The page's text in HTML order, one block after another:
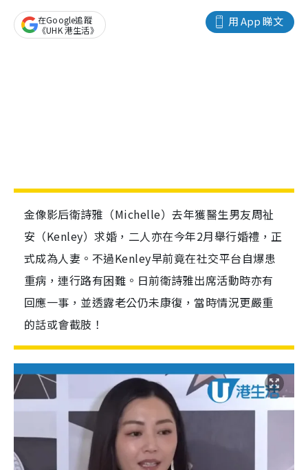
用 App 睇文
在Google追蹤
《UHK 港生活》
金像影后衛詩雅（Michelle）去年獲醫生男友周祉
安（Kenley）求婚，二人亦在今年2月舉行婚禮，正
式成為人妻。不過Kenley早前竟在社交平台自爆患
重病，連行路有困難。日前衛詩雅出席活動時亦有
回應一事，並透露老公仍未康復，當時情況更嚴重
的話或會截肢！